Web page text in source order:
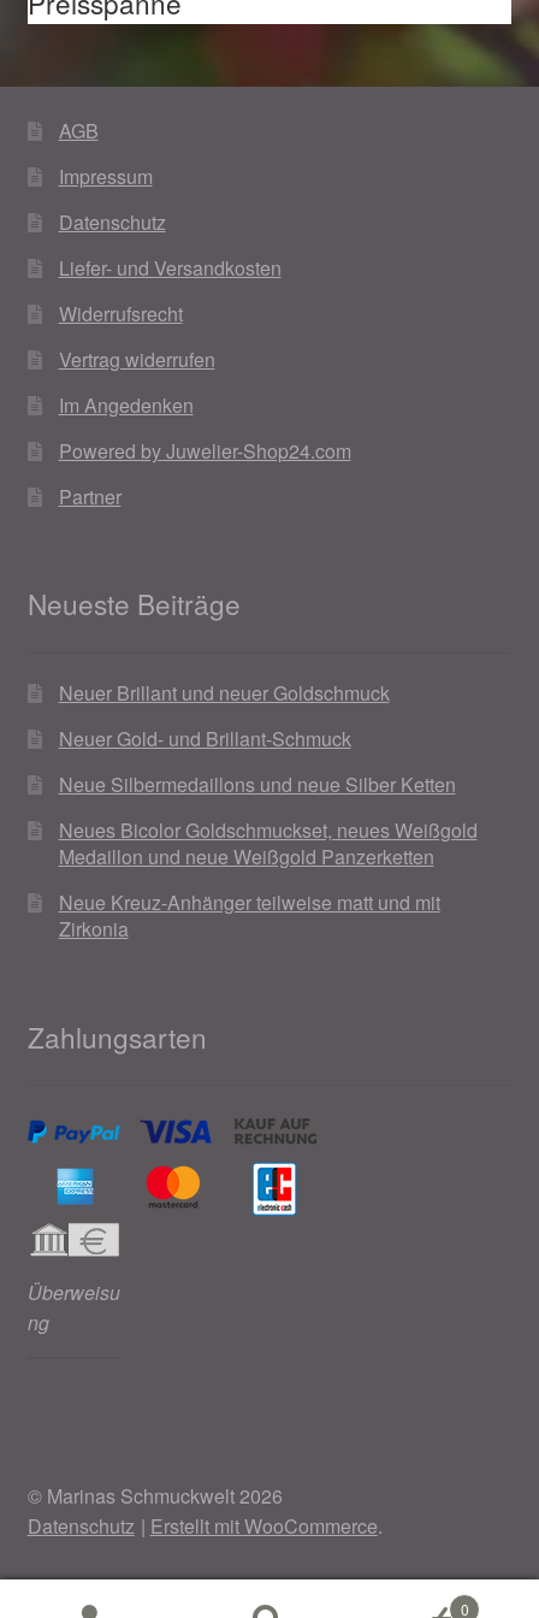
AGB
Impressum
Datenschutz
Liefer- und Versandkosten
Widerrufsrecht
Vertrag widerrufen
Im Angedenken
Powered by Juwelier-Shop24.com
Partner
Neueste Beiträge
Neuer Brillant und neuer Goldschmuck
Neuer Gold- und Brillant-Schmuck
Neue Silbermedaillons und neue Silber Ketten
Neues Bicolor Goldschmuckset, neues Weißgold
Medaillon und neue Weißgold Panzerketten
Neue Kreuz-Anhänger teilweise matt und mit
Zirkonia
Zahlungsarten
Überweisu
ng
© Marinas Schmuckwelt 2026
Datenschutz
Erstellt mit WooCommerce.
0